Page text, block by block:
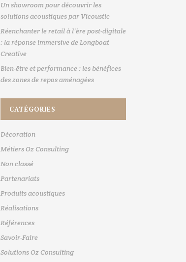
Un showroom pour découvrir les
solutions acoustiques par Vicoustic
Réenchanter le retail à l’ère post-digitale
: la réponse immersive de Longboat
Creative
Bien-être et performance : les bénéfices
des zones de repos aménagées
CATÉGORIES
Décoration
Métiers Oz Consulting
Non classé
Partenariats
Produits acoustiques
Réalisations
Références
Savoir-Faire
Solutions Oz Consulting